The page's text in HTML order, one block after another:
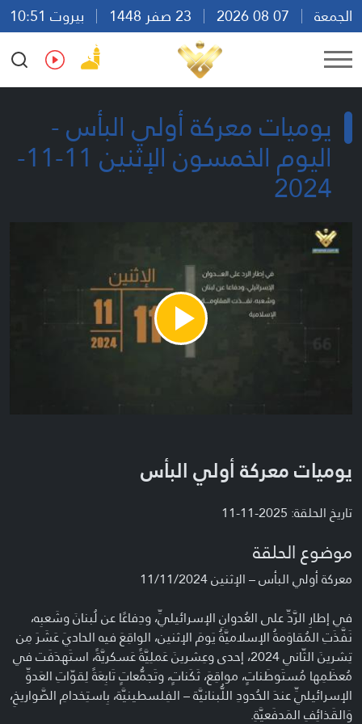
الجمعة
بيروت 10:51
Ar
En Fr Es
يوميات معركة أولي البأس -
اليوم الخمسون الإثنين 11-11-
2024
Play
Video
يوميات معركة أولي البأس
تاريخ الحلقة: 2025-11-11
موضوع الحلقة
معركة أولي البأس – الإثنين 11/11/2024
في إطارِ الرَّدِّ على العُدوانِ الإسرائيليِّ، ودِفاعًا عن لُبنانَ وشَعبِه،
نَفَّذَتِ المُقاوَمةُ الإسلاميَّةُ يَومَ الإثنين، الواقِعَ فيه الحاديَ عَشَرَ مِن
تِشرينَ الثّاني 2024، إحدى وعِشرينَ عَملِيَّةً عَسكريَّةً، استَهدَفَت في
مُعظَمِها مُستَوطَناتٍ، مواقِعَ، ثَكَناتٍ، وتَجمُّعاتٍ تَابِعَةً لِقوّاتِ العَدوِّ
الإسرائيليِّ عندَ الحُدودِ اللُّبنانيَّة – الفِلسطينيَّة، بِاستِخدامِ الصَّواريخِ،
وَالقَذائِفِ المَدفَعيَّةِ.